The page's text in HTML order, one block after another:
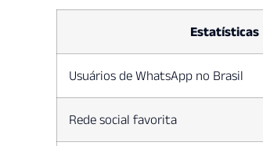
Estatísticas
Usuários de WhatsApp no Brasil
Rede social favorita